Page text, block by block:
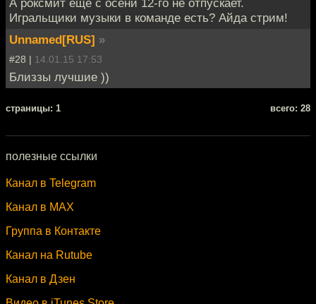
Игральщики музыки в команде есть? Айда стрим!
Unnamed[RUS] »
#28 | 14.01.15 17:53
Близзы лучшие ))
cтраницы: 1 всего: 28
полезные ссылки
Канал в Telegram
Канал в MAX
Группа в Контакте
Канал на Rutube
Канал в Дзен